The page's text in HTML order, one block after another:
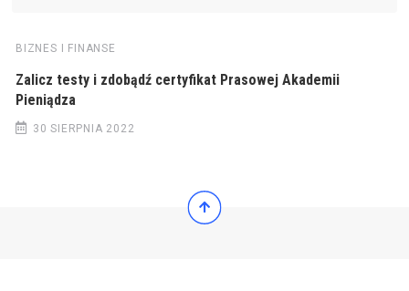
BIZNES I FINANSE
Zalicz testy i zdobądź certyfikat Prasowej Akademii
Pieniądza
30 SIERPNIA 2022